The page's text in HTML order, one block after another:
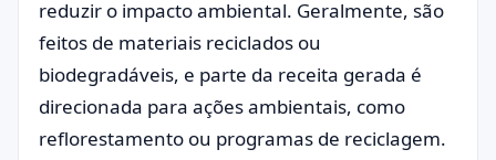
reduzir o impacto ambiental. Geralmente, são
feitos de materiais reciclados ou
biodegradáveis, e parte da receita gerada é
direcionada para ações ambientais, como
reflorestamento ou programas de reciclagem.